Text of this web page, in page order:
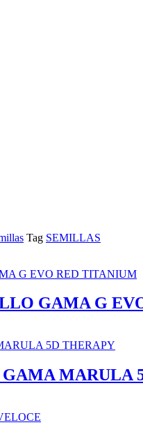
Tag SEMILLAS
GAMA G
GAMA MARULA